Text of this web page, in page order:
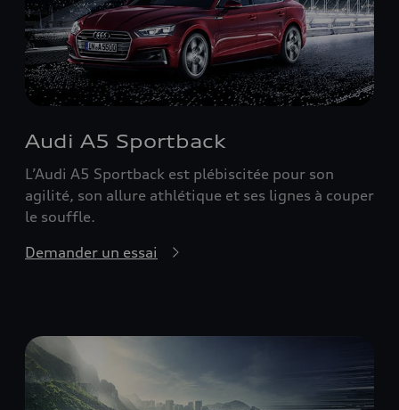
Audi A5 Sportback
L’Audi A5 Sportback est plébiscitée pour son
agilité, son allure athlétique et ses lignes à couper
le souffle.
Demander un essai